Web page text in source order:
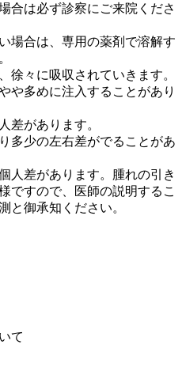
合は必ず診察にご来院くださ
場合は、専用の薬剤で溶解す
徐々に吸収されていきます。
や多めに注入することがあり
差があります。
多少の左右差がでることがあ
人差があります。腫れの引き
ですので、医師の説明するこ
と御承知ください。
て